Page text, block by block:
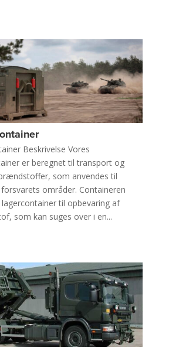
Beskrivelse Vores
er beregnet til transport og
som anvendes til
områder. Containeren
til opbevaring af
som kan suges over i en...